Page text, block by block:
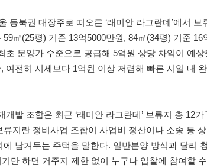
동북권 대장주로 떠오른 ‘래미안 라그란데’에서
59㎡(25평) 기준 13억5000만원, 84㎡(34평) 기준 16
초 분양가 수준으로 공급해 5억원 상당 차익이 예
여전히 시세보다 1억원 이상 저렴해 빠른 시일 내
개발 조합은 최근 ‘래미안 라그란데’ 보류지 총 12
류지란 정비사업 조합이 사업비 정산이나 소송 등
에 남겨두는 주택을 말한다. 일반분양 방식과 달리
만 하면 거주지 제한 없이 누구나 입찰에 참여할